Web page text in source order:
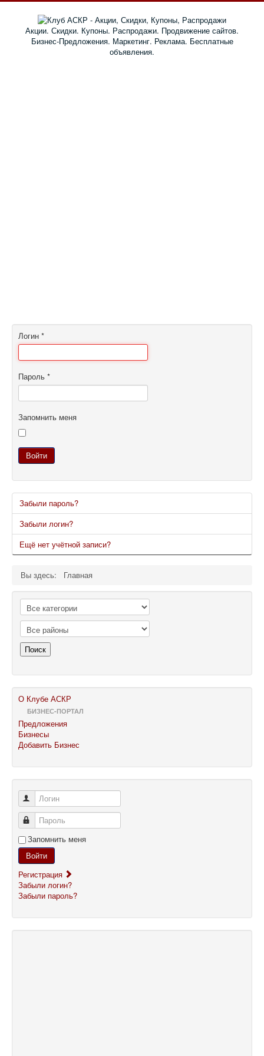
Акции. Скидки. Купоны. Распродажи. Продвижение сайтов.
Бизнес-Предложения. Маркетинг. Реклама. Бесплатные
объявления.
Логин *
Пароль *
Запомнить меня
Войти
Забыли пароль?
Забыли логин?
Ещё нет учётной записи?
Вы здесь: Главная
Поиск
О Клубе АСКР
БИЗНЕС-ПОРТАЛ
Предложения
Бизнесы
Добавить Бизнес
Логин
Пароль
Запомнить меня
Войти
Регистрация
Забыли логин?
Забыли пароль?